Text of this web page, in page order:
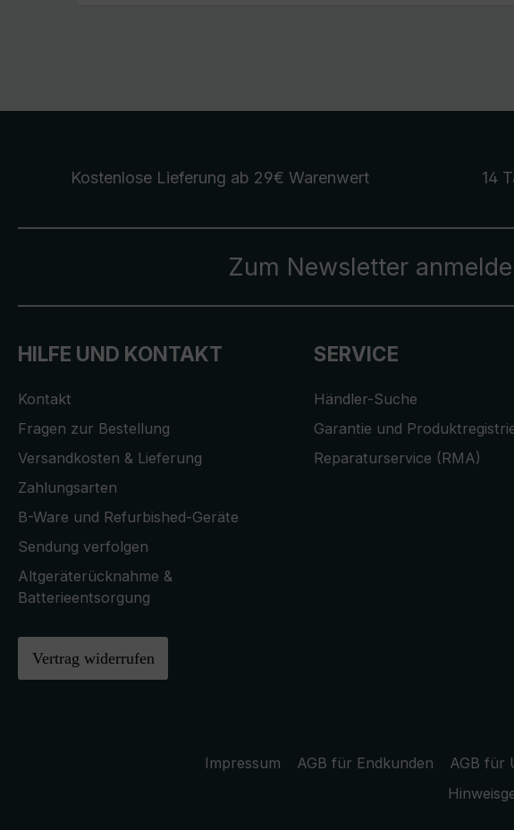
Kostenlose Lieferung ab 29€ Warenwert 14
Zum Newsletter
HILFE UND KONTAKT
Kontakt
Fragen zur Bestellung
Versandkosten & Lieferung
Zahlungsarten
B-Ware und Refurbished-Geräte
Sendung verfolgen
Altgeräterücknahme &
Batterieentsorgung
Vertrag widerrufen
SERVICE
Händler-Suche
Garantie und
Reparaturservice (RMA)
Impressum AGB für Endkunden AGB für